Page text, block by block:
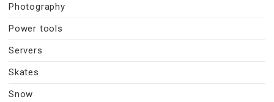
Photography
Power tools
Servers
Skates
Snow